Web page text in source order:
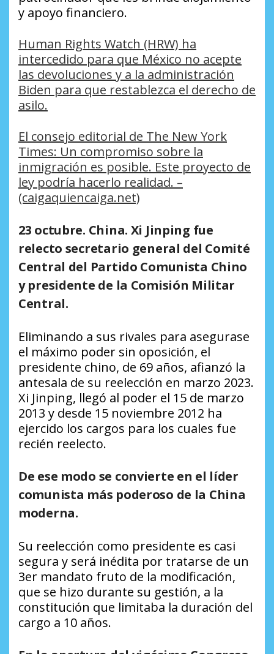
y apoyo financiero.
Human Rights Watch (HRW) ha
intercedido para que México no acepte
las devoluciones y a la administración
Biden para que restablezca el derecho de
asilo.
El consejo editorial de The New York
Times: Un compromiso sobre la
inmigración es posible. Este proyecto de
ley podría hacerlo realidad. –
(caigaquiencaiga.net)
23 octubre. China. Xi Jinping fue
relecto secretario general del Comité
Central del Partido Comunista Chino
y presidente de la Comisión Militar
Central.
Eliminando a sus rivales para asegurase
el máximo poder sin oposición, el
presidente chino, de 69 años, afianzó la
antesala de su reelección en marzo 2023.
Xi Jinping, llegó al poder el 15 de marzo
2013 y desde 15 noviembre 2012 ha
ejercido los cargos para los cuales fue
recién reelecto.
De ese modo se convierte en el líder
comunista más poderoso de la China
moderna.
Su reelección como presidente es casi
segura y será inédita por tratarse de un
3er mandato fruto de la modificación,
que se hizo durante su gestión, a la
constitución que limitaba la duración del
cargo a 10 años.